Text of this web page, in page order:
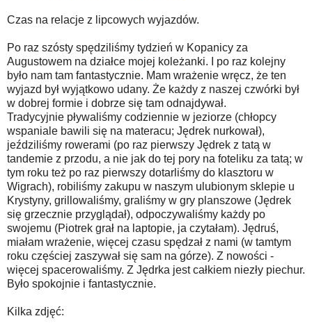
Czas na relacje z lipcowych wyjazdów.
Po raz szósty spędziliśmy tydzień w Kopanicy za
Augustowem na działce mojej koleżanki. I po raz kolejny
było nam tam fantastycznie. Mam wrażenie wręcz, że ten
wyjazd był wyjątkowo udany. Że każdy z naszej czwórki był
w dobrej formie i dobrze się tam odnajdywał.
Tradycyjnie pływaliśmy codziennie w jeziorze (chłopcy
wspaniale bawili się na materacu; Jędrek nurkował),
jeździliśmy rowerami (po raz pierwszy Jędrek z tatą w
tandemie z przodu, a nie jak do tej pory na foteliku za tatą; w
tym roku też po raz pierwszy dotarliśmy do klasztoru w
Wigrach), robiliśmy zakupu w naszym ulubionym sklepie u
Krystyny, grillowaliśmy, graliśmy w gry planszowe (Jędrek
się grzecznie przyglądał), odpoczywaliśmy każdy po
swojemu (Piotrek grał na laptopie, ja czytałam). Jędruś,
miałam wrażenie, więcej czasu spędzał z nami (w tamtym
roku częściej zaszywał się sam na górze). Z nowości -
więcej spacerowaliśmy. Z Jędrka jest całkiem niezły piechur.
Było spokojnie i fantastycznie.
Kilka zdjęć: